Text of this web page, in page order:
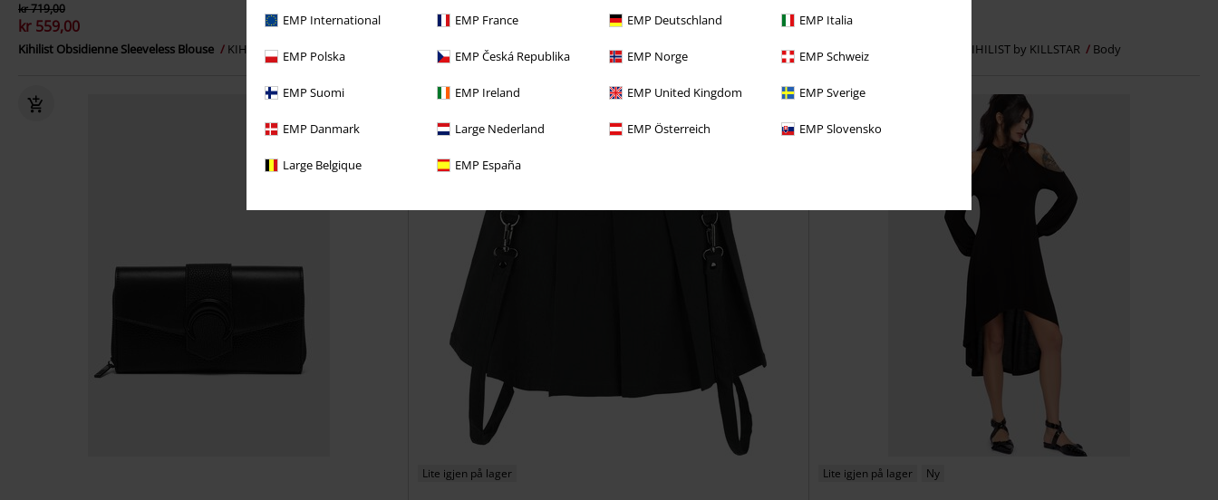
EMP International EMP France EMP Deutschland EMP Italia
EMP Polska EMP Česká Republika EMP Norge EMP Schweiz
EMP Suomi EMP Ireland EMP United Kingdom EMP Sverige
EMP Danmark Large Nederland EMP Österreich EMP Slovensko
Large Belgique EMP España
kr 719,00
kr 559,00
Kihilist Obsidienne Sleeveless Blouse KIHILIST by KILLSTAR
Frakr 839,00
Strange Vanity Trousers KIHILIST by KILLSTAR
kr 475,00
Intrinsic Nights Bodysuit KIHILIST by KILLSTAR Body
Lite igjen på lager Lite igjen på lager Ny